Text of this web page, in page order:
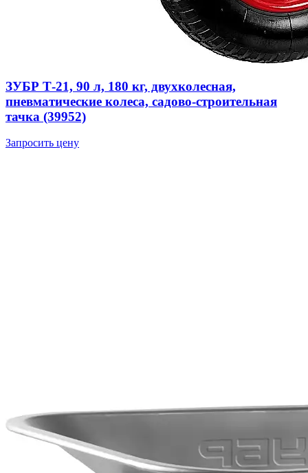
ЗУБР Т-21, 90 л, 180 кг, двухколесная,
пневматические колеса, садово-строительная
тачка (39952)
Запросить цену